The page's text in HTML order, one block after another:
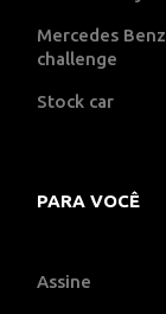
Mercedes Benz
challenge
Stock car
PARA VOCÊ
Assine